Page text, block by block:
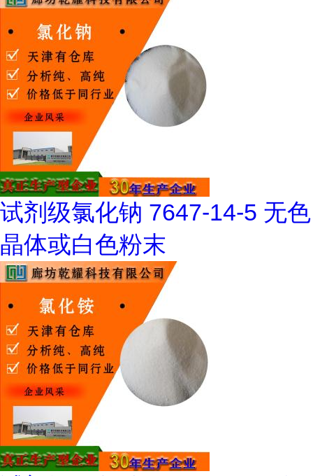
试剂级氯化钠 7647-14-5 无色
晶体或白色粉末